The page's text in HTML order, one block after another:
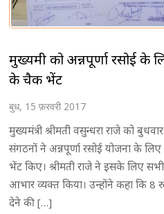
मुख्यमंत्री को अन्नपूर्णा रसोई
के चैक भेंट
बुध, 15 फ़रवरी 2017
मुख्यमंत्री श्रीमती वसुन्धरा राजे को
संगठनों ने अन्नपूर्णा रसोई योजना के
भेंट किए। श्रीमती राजे ने इसके लिए
आभार व्यक्त किया। उन्होंने कहा कि
देने की […]